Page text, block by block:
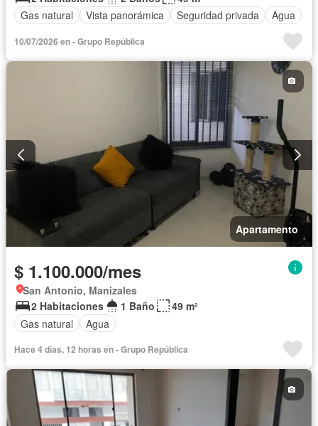
Gas natural
Vista panorámica Seguridad privada Agua
10/07/2026 en - Grupo República
Apartamento
$ 1.100.000/mes
San Antonio, Manizales
2 Habitaciones
1 Baño
49 m²
Gas natural
Agua
Hace 4 días, 12 horas en - Grupo República